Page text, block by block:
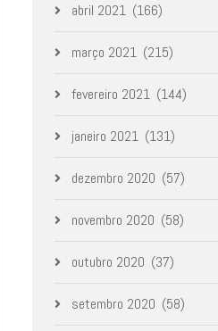
abril 2021 (166)
março 2021 (215)
fevereiro 2021 (144)
janeiro 2021 (131)
dezembro 2020 (57)
novembro 2020 (58)
outubro 2020 (37)
setembro 2020 (58)